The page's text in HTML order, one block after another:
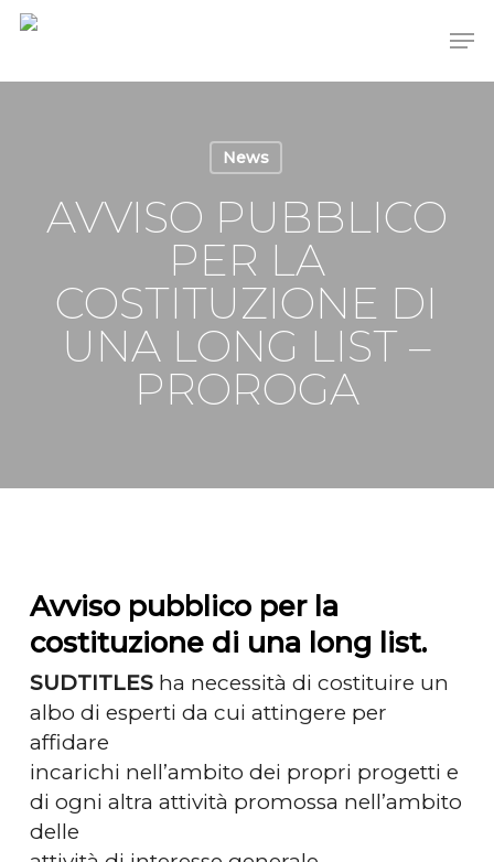
Skip
News
AVVISO PUBBLICO
PER LA
COSTITUZIONE DI
UNA LONG LIST –
PROROGA
Avviso pubblico per la
costituzione di una long list.
SUDTITLESha necessità di costituire un
albo di esperti da cui attingere per
affidare
incarichi nell’ambito dei propri progetti e
di ogni altra attività promossa nell’ambito
delle